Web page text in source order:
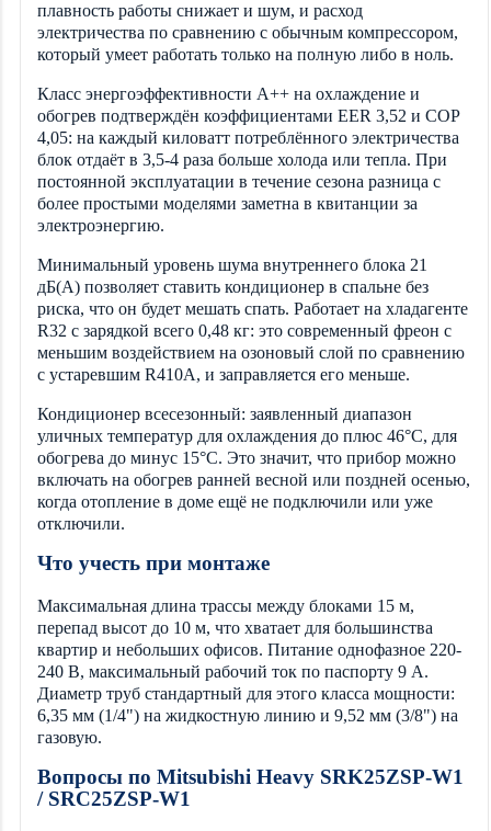
плавность работы снижает и шум, и расход
электричества по сравнению с обычным компрессором,
который умеет работать только на полную либо в ноль.
Класс энергоэффективности A++ на охлаждение и
обогрев подтверждён коэффициентами EER 3,52 и COP
4,05: на каждый киловатт потреблённого электричества
блок отдаёт в 3,5-4 раза больше холода или тепла. При
постоянной эксплуатации в течение сезона разница с
более простыми моделями заметна в квитанции за
электроэнергию.
Минимальный уровень шума внутреннего блока 21
дБ(А) позволяет ставить кондиционер в спальне без
риска, что он будет мешать спать. Работает на хладагенте
R32 с зарядкой всего 0,48 кг: это современный фреон с
меньшим воздействием на озоновый слой по сравнению
с устаревшим R410A, и заправляется его меньше.
Кондиционер всесезонный: заявленный диапазон
уличных температур для охлаждения до плюс 46°C, для
обогрева до минус 15°C. Это значит, что прибор можно
включать на обогрев ранней весной или поздней осенью,
когда отопление в доме ещё не подключили или уже
отключили.
Что учесть при монтаже
Максимальная длина трассы между блоками 15 м,
перепад высот до 10 м, что хватает для большинства
квартир и небольших офисов. Питание однофазное 220-
240 В, максимальный рабочий ток по паспорту 9 А.
Диаметр труб стандартный для этого класса мощности:
6,35 мм (1/4") на жидкостную линию и 9,52 мм (3/8") на
газовую.
Вопросы по Mitsubishi Heavy SRK25ZSP-W1
/ SRC25ZSP-W1